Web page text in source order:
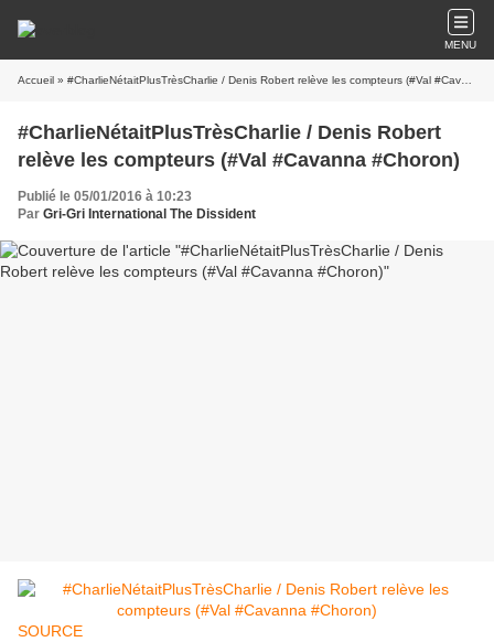
MENU
Accueil » #CharlieNétaitPlusTrèsCharlie / Denis Robert relève les compteurs (#Val #Cavanna #Choron)
#CharlieNétaitPlusTrèsCharlie / Denis Robert
relève les compteurs (#Val #Cavanna #Choron)
Publié le 05/01/2016 à 10:23
Par Gri-Gri International The Dissident
SOURCE